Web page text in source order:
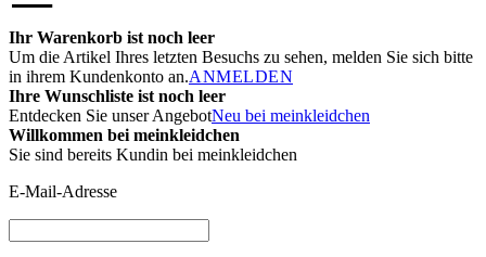
Ihr Warenkorb ist noch leer
Um die Artikel Ihres letzten Besuchs zu sehen, melden Sie sich bitte
in ihrem Kundenkonto an.ANMELDEN
Ihre Wunschliste ist noch leer
Entdecken Sie unser AngebotNeu bei meinkleidchen
Willkommen bei meinkleidchen
Sie sind bereits Kundin bei meinkleidchen
E-Mail-Adresse